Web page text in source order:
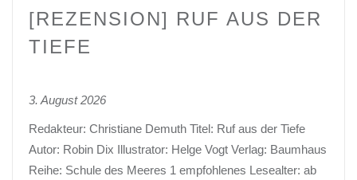
[REZENSION] RUF AUS DER
TIEFE
3. August 2026
Redakteur: Christiane Demuth Titel: Ruf aus der Tiefe
Autor: Robin Dix Illustrator: Helge Vogt Verlag: Baumhaus
Reihe: Schule des Meeres 1 empfohlenes Lesealter: ab